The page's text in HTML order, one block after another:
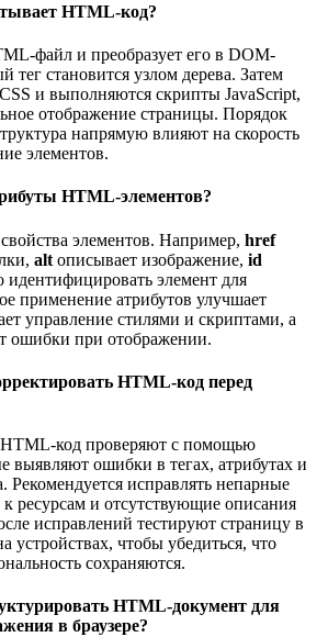
HTML-код?
файл и преобразует его в DOM-
тег становится узлом дерева. Затем
и выполняются скрипты JavaScript,
отображение страницы. Порядок
напрямую влияют на скорость
элементов.
HTML-элементов?
элементов. Например, href
alt описывает изображение, id
идентифицировать элемент для
применение атрибутов улучшает
управление стилями и скриптами, а
ошибки при отображении.
HTML-код перед
код проверяют с помощью
выявляют ошибки в тегах, атрибутах и
Рекомендуется исправлять непарные
ресурсам и отсутствующие описания
исправлений тестируют страницу в
устройствах, чтобы убедиться, что
сохраняются.
HTML-документ для
в браузере?